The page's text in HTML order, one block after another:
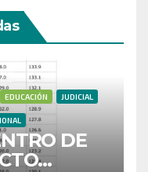
EDUCACIÓN JUDICIAL
DE